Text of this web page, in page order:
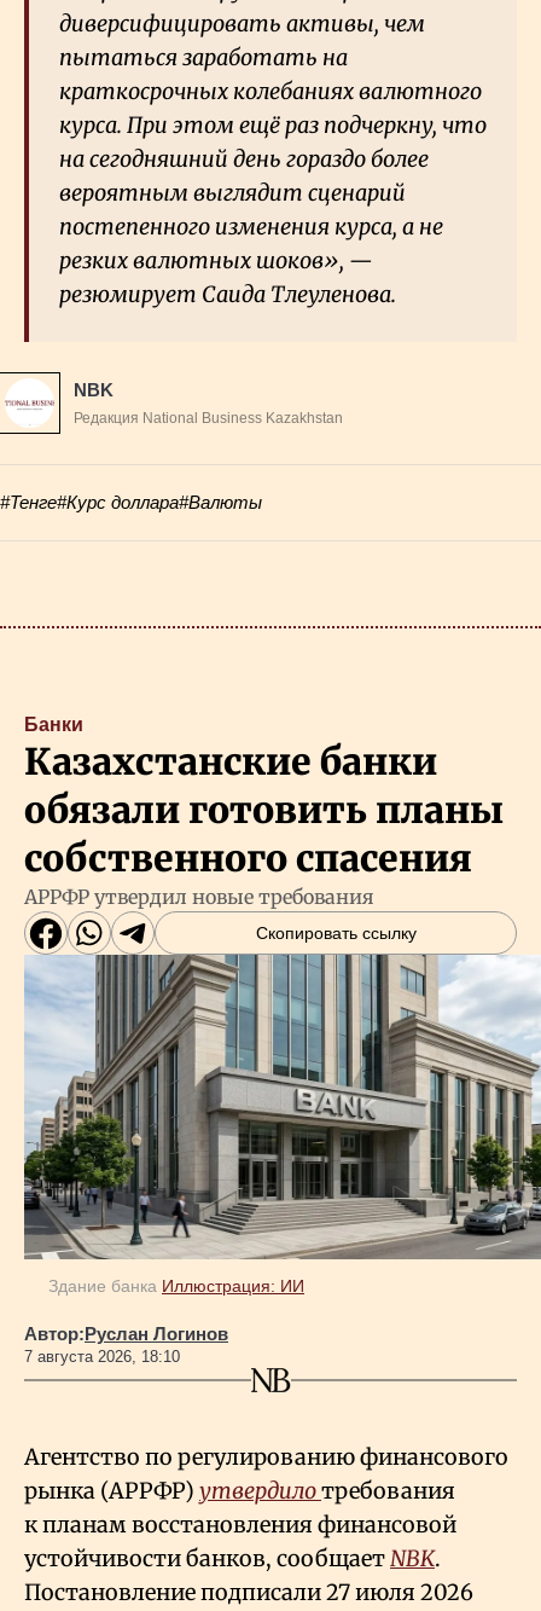
диверсифицировать активы, чем
пытаться заработать на
краткосрочных колебаниях валютного
курса. При этом ещё раз подчеркну, что
на сегодняшний день гораздо более
вероятным выглядит сценарий
постепенного изменения курса, а не
резких валютных шоков», —
резюмирует Саида Тлеуленова.
NBK
Редакция National Business Kazakhstan
#Тенге#Курс доллара#Валюты
Банки
Казахстанские банки
обязали готовить планы
собственного спасения
АРРФР утвердил новые требования
Скопировать ссылку
Здание банка Иллюстрация: ИИ
Автор:Руслан Логинов
7 августа 2026, 18:10
Агентство по регулированию финансового
рынка (АРРФР) утвердилотребования
к планам восстановления финансовой
устойчивости банков, сообщаетNBK.
Постановление подписали 27 июля 2026